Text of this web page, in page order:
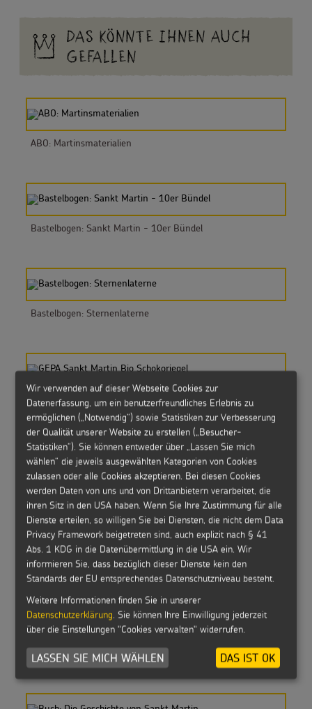
DAS KÖNNTE IHNEN AUCH
GEFALLEN
ABO: Martinsmaterialien
Bastelbogen: Sankt Martin - 10er Bündel
Bastelbogen: Sternenlaterne
GEPA Sankt Martin Bio Schokoriegel
Buch: Lass uns Sankt Martin feiern!
Buch: Wir feiern Sankt Martin
Buch: Von Sankt Martin den Kindern erzählt
Wir verwenden auf dieser Webseite Cookies zur
Datenerfassung, um ein benutzerfreundliches Erlebnis zu
ermöglichen („Notwendig“) sowie Statistiken zur Verbesserung
der Qualität unserer Website zu erstellen („Besucher-
Statistiken“). Sie können entweder über „Lassen Sie mich
wählen“ die jeweils ausgewählten Kategorien von Cookies
zulassen oder alle Cookies akzeptieren. Bei diesen Cookies
werden Daten von uns und von Drittanbietern verarbeitet, die
ihren Sitz in den USA haben. Wenn Sie Ihre Zustimmung für alle
Dienste erteilen, so willigen Sie bei Diensten, die nicht dem Data
Privacy Framework beigetreten sind, auch explizit nach § 41
Abs. 1 KDG in die Datenübermittlung in die USA ein. Wir
informieren Sie, dass bezüglich dieser Dienste kein den
Standards der EU entsprechendes Datenschutzniveau besteht.
Weitere Informationen finden Sie in unserer
Datenschutzerklärung. Sie können Ihre Einwilligung jederzeit
über die Einstellungen "Cookies verwalten" widerrufen.
LASSEN SIE MICH WÄHLEN DAS IST OK